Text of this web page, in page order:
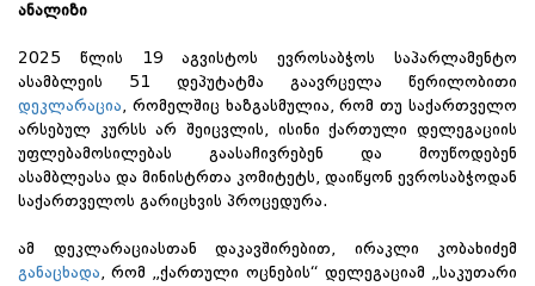
ანალიზი
2025 წლის 19 აგვისტოს ევროსაბჭოს საპარლამენტო
ასამბლეის 51 დეპუტატმა გაავრცელა წერილობითი
დეკლარაცია , რომელშიც ხაზგასმულია, რომ თუ საქართველო
არსებულ კურსს არ შეიცვლის, ისინი ქართული დელეგაციის
უფლებამოსილებას გაასაჩივრებენ და მოუწოდებენ
ასამბლეასა და მინისტრთა კომიტეტს, დაიწყონ ევროსაბჭოდან
საქართველოს გარიცხვის პროცედურა.
ამ დეკლარაციასთან დაკავშირებით, ირაკლი კობახიძემ
განაცხადა , რომ „ქართული ოცნების“ დელეგაციამ „საკუთარი